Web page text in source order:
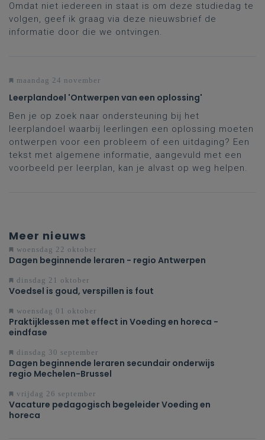
Omdat niet iedereen in staat is om deze studiedag te
volgen, geef ik graag via deze nieuwsbrief de
informatie door die we ontvingen.
maandag 24 november
Leerplandoel 'Ontwerpen van een oplossing'
Ben je op zoek naar ondersteuning bij het
leerplandoel waarbij leerlingen een oplossing moeten
ontwerpen voor een probleem of een uitdaging? Een
tekst met algemene informatie, aangevuld met een
voorbeeld per leerplan, kan je alvast op weg helpen.
Meer nieuws
woensdag 22 oktober
Dagen beginnende leraren - regio Antwerpen
dinsdag 21 oktober
Voedsel is goud, verspillen is fout
woensdag 01 oktober
Praktijklessen met effect in Voeding en horeca -
eindfase
dinsdag 30 september
Dagen beginnende leraren secundair onderwijs
regio Mechelen-Brussel
vrijdag 26 september
Vacature pedagogisch begeleider Voeding en
horeca